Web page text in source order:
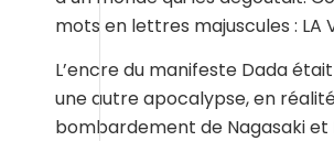
mots en lettres majuscules : LA
L’encre du manifeste Dada
une autre apocalypse, en
bombardement de Nagasaki et